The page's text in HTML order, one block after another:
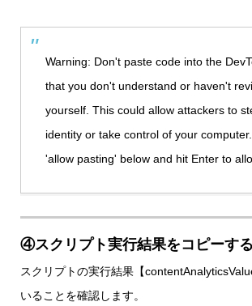
Warning: Don't paste code into the
that you don't understand or haven't
yourself. This could allow attackers to
identity or take control of your
'allow pasting' below and hit Enter to
④スクリプト実行結果をコピーする
スクリプトの実行結果【
いることを確認します。